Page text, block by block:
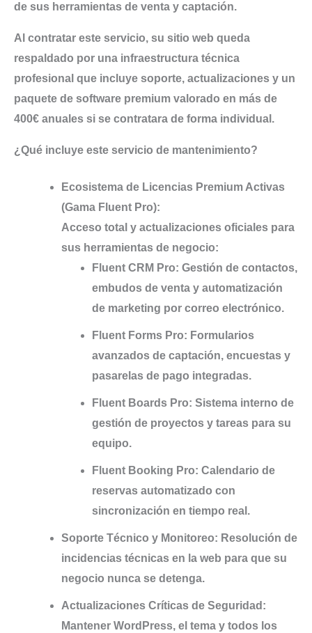
de sus herramientas de venta y captación.
Al contratar este servicio, su sitio web queda
respaldado por una infraestructura técnica
profesional que incluye soporte, actualizaciones y un
paquete de software premium valorado en más de
400€ anuales si se contratara de forma individual.
¿Qué incluye este servicio de mantenimiento?
Ecosistema de Licencias Premium Activas
(Gama Fluent Pro):
Acceso total y actualizaciones oficiales para
sus herramientas de negocio:
Fluent CRM Pro: Gestión de contactos,
embudos de venta y automatización
de marketing por correo electrónico.
Fluent Forms Pro: Formularios
avanzados de captación, encuestas y
pasarelas de pago integradas.
Fluent Boards Pro: Sistema interno de
gestión de proyectos y tareas para su
equipo.
Fluent Booking Pro: Calendario de
reservas automatizado con
sincronización en tiempo real.
Soporte Técnico y Monitoreo: Resolución de
incidencias técnicas en la web para que su
negocio nunca se detenga.
Actualizaciones Críticas de Seguridad:
Mantener WordPress, el tema y todos los